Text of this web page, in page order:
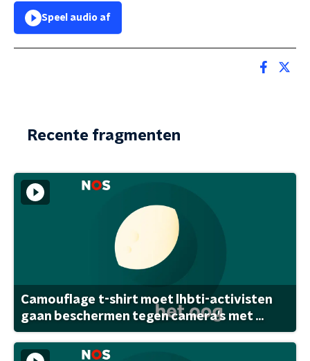
Speel audio af
Recente fragmenten
Camouflage t-shirt moet lhbti-activisten
gaan beschermen tegen camera's met ...